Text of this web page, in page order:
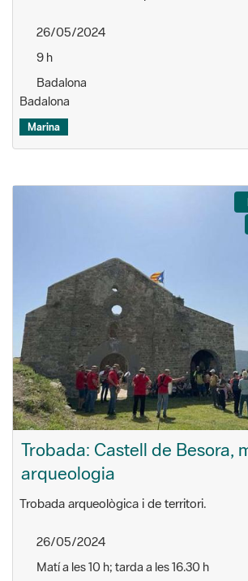
26/05/2024
9 h
Badalona
Badalona
Marina
Trobada: Castell de Besora,
arqueologia
Trobada arqueològica i de territori.
26/05/2024
Matí a les 10 h; tarda a les 16.30 h